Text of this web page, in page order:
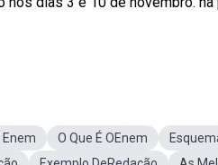
O Que É OEnem